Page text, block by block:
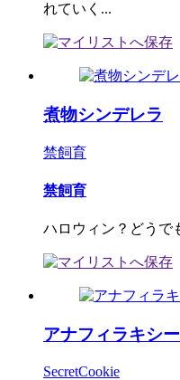
れていく...
煮物シンデレラ
禁飼育
禁飼育
ハロウィン？どうで
アナフィラキシ
SecretCookie